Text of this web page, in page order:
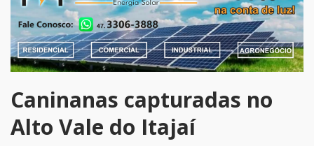
Caninanas capturadas no
Alto Vale do Itajaí